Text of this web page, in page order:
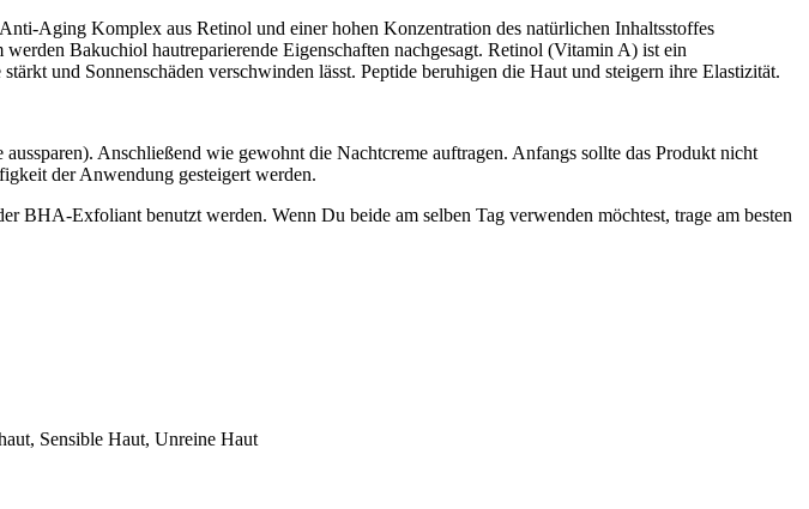
Aging Komplex aus Retinol und einer hohen Konzentration des natürlichen Inhaltsstoffes
Bakuchiol hautreparierende Eigenschaften nachgesagt. Retinol (Vitamin A) ist ein
und Sonnenschäden verschwinden lässt. Peptide beruhigen die Haut und steigern ihre Elastizität.
Anschließend wie gewohnt die Nachtcreme auftragen. Anfangs sollte das Produkt nicht
der Anwendung gesteigert werden.
Exfoliant benutzt werden. Wenn Du beide am selben Tag verwenden möchtest, trage am besten
Sensible Haut, Unreine Haut